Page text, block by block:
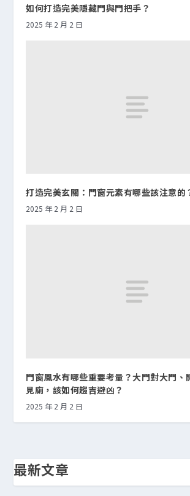
如何打造完美隱藏門與門把手？
2025 年 2 月 2 日
打造完美玄關：門窗元素有哪些該注意的
2025 年 2 月 2 日
門窗風水有哪些重要考量？大門對大門、
見廁，該如何趨吉避凶？
2025 年 2 月 2 日
最新文章